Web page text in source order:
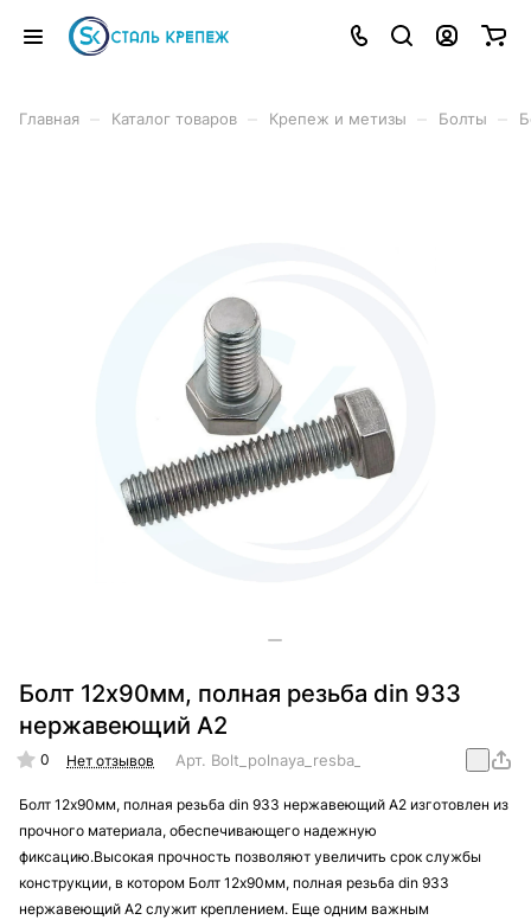
Главная Каталог товаров Крепеж и метизы Болты
Болт 12х90мм, полная резьба din 933
нержавеющий А2
0 Нет отзывов Арт.
Болт 12х90мм, полная резьба din 933 нержавеющий А2 изготовлен из
прочного материала, обеспечивающего надежную
фиксацию.Высокая прочность позволяют увеличить срок службы
конструкции, в котором Болт 12х90мм, полная резьба din 933
нержавеющий А2 служит креплением. Еще одним важным